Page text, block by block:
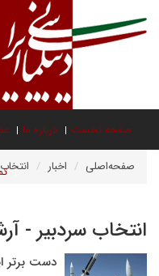
صفحه نخست درباره ما
صفحه‌اصلی اخبار
انتخاب سردبیر -
دست برتر